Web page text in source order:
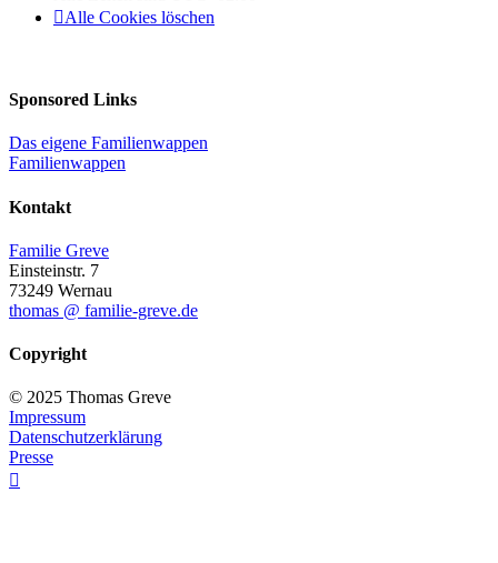
Alle Cookies löschen
Sponsored Links
Das eigene Familienwappen
Familienwappen
Kontakt
Familie Greve
Einsteinstr. 7
73249 Wernau
thomas @ familie-greve.de
Copyright
© 2025 Thomas Greve
Impressum
Datenschutzerklärung
Presse